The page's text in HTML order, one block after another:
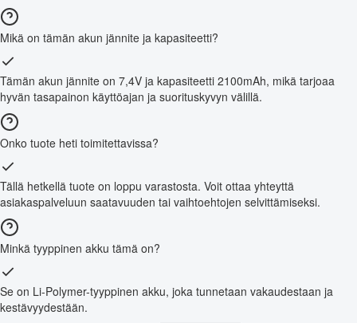
Mikä on tämän akun jännite ja kapasiteetti?
Tämän akun jännite on 7,4V ja kapasiteetti 2100mAh, mikä tarjoaa
hyvän tasapainon käyttöajan ja suorituskyvyn välillä.
Onko tuote heti toimitettavissa?
Tällä hetkellä tuote on loppu varastosta. Voit ottaa yhteyttä
asiakaspalveluun saatavuuden tai vaihtoehtojen selvittämiseksi.
Minkä tyyppinen akku tämä on?
Se on Li-Polymer-tyyppinen akku, joka tunnetaan vakaudestaan ja
kestävyydestään.